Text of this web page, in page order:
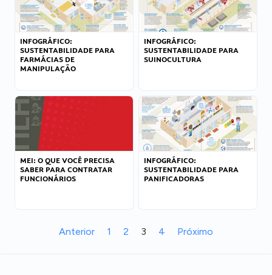
INFOGRÁFICO:
SUSTENTABILIDADE PARA
FARMÁCIAS DE
MANIPULAÇÃO
INFOGRÁFICO:
SUSTENTABILIDADE PARA
SUINOCULTURA
MEI: O QUE VOCÊ PRECISA
SABER PARA CONTRATAR
FUNCIONÁRIOS
INFOGRÁFICO:
SUSTENTABILIDADE PARA
PANIFICADORAS
Anterior 1 2 3 4 Próximo